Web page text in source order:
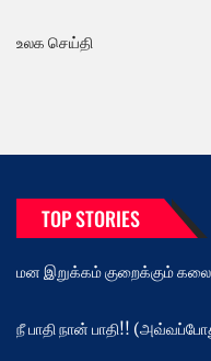
உலக செய்தி
TOP STORIES
மன இறுக்கம் குறைக்கும்
நீ பாதி நான் பாதி!!